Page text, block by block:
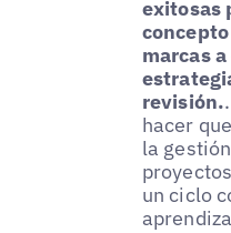
exitosas
marcas
revisión.
hacer
la
un ciclo